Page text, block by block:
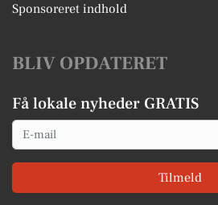
Sponsoreret indhold
BLIV OPDATERET
Få lokale nyheder GRATIS
Email
Tilmeld